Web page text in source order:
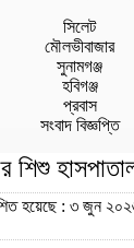
সিলেট
মৌলভীবাজার
সুনামগঞ্জ
হবিগঞ্জ
প্রবাস
সংবাদ বিজ্ঞপ্তি
শিশু
হয়েছে : ৩ জুন